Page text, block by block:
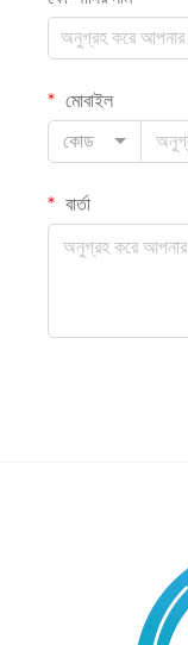
মোবাইল
কোড
বার্তা